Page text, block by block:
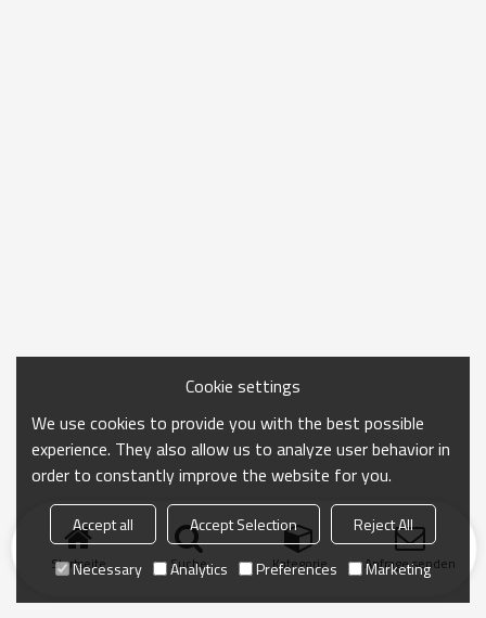
Startseite Suche Kategorie Anfrage senden
Cookie settings
We use cookies to provide you with the best possible
experience. They also allow us to analyze user behavior in
order to constantly improve the website for you.
Accept all Accept Selection
Reject All
Necessary
Analytics Preferences Marketing